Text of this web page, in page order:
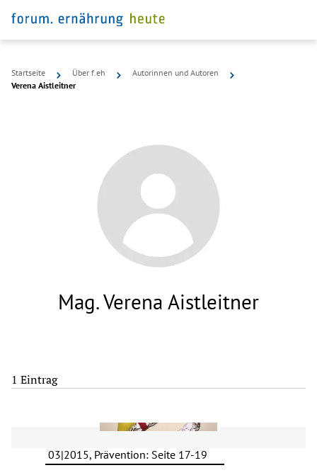
Startseite Über f.eh
Autorinnen und Autoren
Verena Aistleitner
Mag. Verena Aistleitner
1 Eintrag
03|2015, Prävention: Seite 17-19